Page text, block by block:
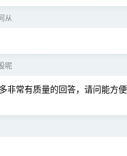
从
呢
非常有质量的回答，请问能方